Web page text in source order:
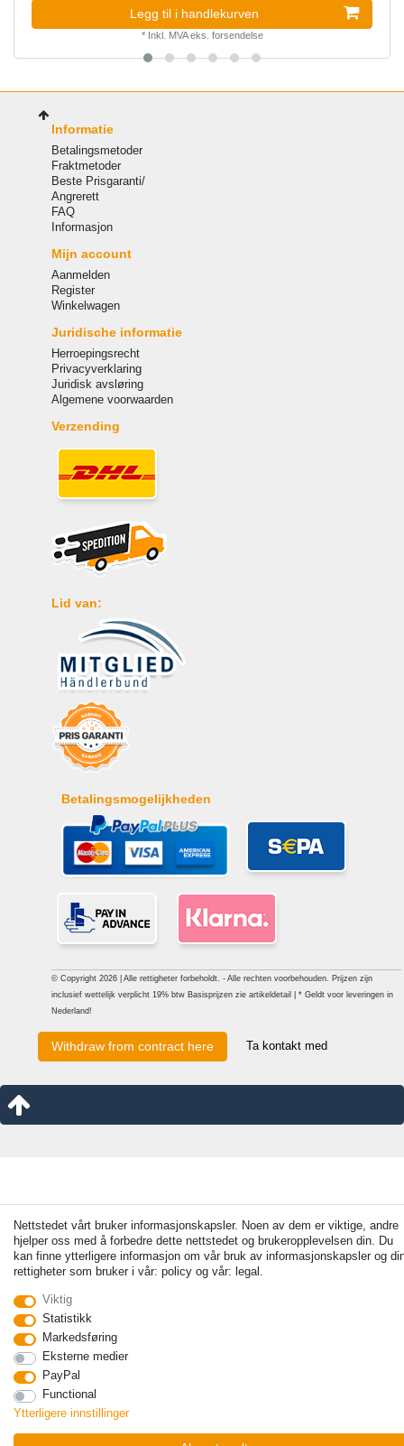
Legg til i handlekurven
* Inkl. MVAeks. forsendelse
Informatie
Betalingsmetoder
Fraktmetoder
Beste Prisgaranti/
Angrerett
FAQ
Informasjon
Mijn account
Aanmelden
Register
Winkelwagen
Juridische informatie
Herroepingsrecht
Privacyverklaring
Juridisk avsløring
Algemene voorwaarden
Verzending
Lid van:
Betalingsmogelijkheden
© Copyright 2026 | Alle rettigheter forbeholdt. - Alle rechten voorbehouden. Prijzen zijn
inclusief wettelijk verplicht 19% btw Basisprijzen zie artikeldetail | * Geldt voor leveringen in
Nederland!
Withdraw from contract here Ta kontakt med
Nettstedet vårt bruker informasjonskapsler. Noen av dem er viktige, andre
hjelper oss med å forbedre dette nettstedet og brukeropplevelsen din. Du
kan finne ytterligere informasjon om vår bruk av informasjonskapsler og
rettigheter som bruker i vår: policy og vår: legal.
Viktig
Statistikk
Markedsføring
Eksterne medier
PayPal
Functional
Ytterligere innstillinger